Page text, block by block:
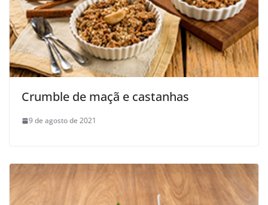
Crumble de maçã e castanhas
9 de agosto de 2021